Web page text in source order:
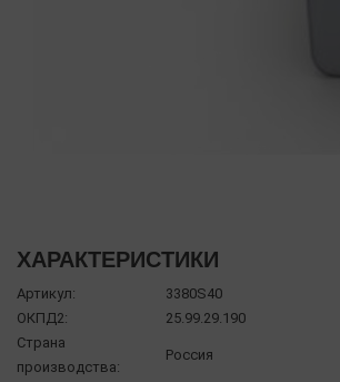
ХАРАКТЕРИСТИКИ
Артикул:
3380S40
ОКПД2:
25.99.29.190
Страна
производства:
Россия